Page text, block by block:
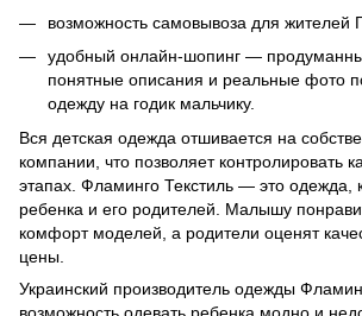
возможность самовывоза для жителей
удобный онлайн-шопинг —
понятные описания и реальные фото
одежду на годик мальчику.
Вся детская одежда отшивается на
компании, что позволяет контролировать
этапах. Фламинго Текстиль — это одежда,
ребенка и его родителей. Малышу
комфорт моделей, а родители оценят
цены.
Украинский производитель одежды
возможность одевать ребенка модно и